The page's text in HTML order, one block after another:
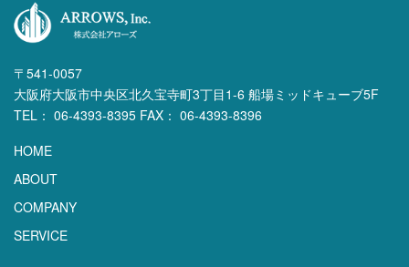
〒541-0057
大阪府大阪市中央区北久宝寺町3丁目1-6 船場ミッドキューブ5F
TEL： 06-4393-8395 FAX： 06-4393-8396
HOME
ABOUT
COMPANY
SERVICE